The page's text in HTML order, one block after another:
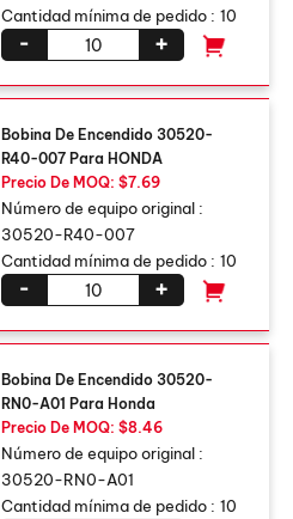
Cantidad mínima de pedido : 10
+
-
Bobina De Encendido 30520-
R40-007 Para HONDA
Precio De MOQ: $7.69
Número de equipo original :
30520-R40-007
Cantidad mínima de pedido : 10
+
-
Bobina De Encendido 30520-
RN0-A01 Para Honda
Precio De MOQ: $8.46
Número de equipo original :
30520-RN0-A01
Cantidad mínima de pedido : 10